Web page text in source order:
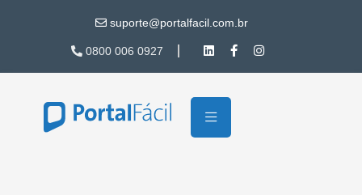
suporte@portalfacil.com.br
0800 006 0927